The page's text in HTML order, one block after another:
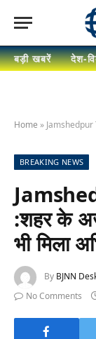
बड़ी खबरें देश-
Home » Jamshedpur
BREAKING NEWS
:शहर के
भी मिला
By BJNN
No Comments